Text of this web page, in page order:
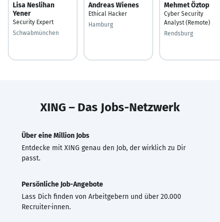
Lisa Neslihan
Yener
Security Expert
Schwabmünchen
Andreas Wienes
Ethical Hacker
Hamburg
Mehmet Öztop
Cyber Security
Analyst (Remote)
Rendsburg
XING – Das Jobs-Netzwerk
Über eine Million Jobs
Entdecke mit XING genau den Job, der wirklich zu Dir
passt.
Persönliche Job-Angebote
Lass Dich finden von Arbeitgebern und über 20.000
Recruiter·innen.